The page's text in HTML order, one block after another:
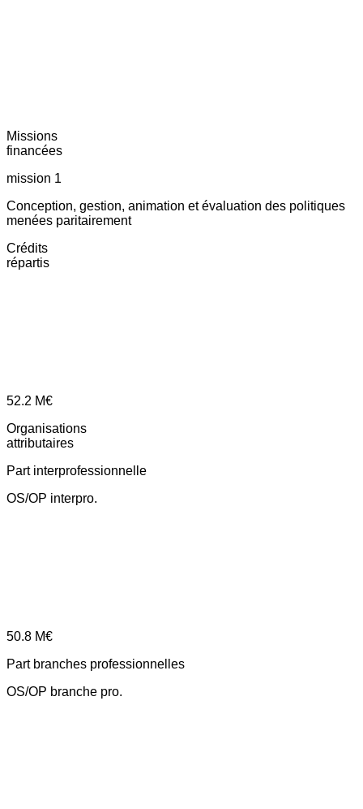
Missions
financées
mission 1
Conception, gestion, animation et évaluation des politiques
menées paritairement
Crédits
répartis
52.2 M€
Organisations
attributaires
Part interprofessionnelle
OS/OP interpro.
50.8 M€
Part branches professionnelles
OS/OP branche pro.